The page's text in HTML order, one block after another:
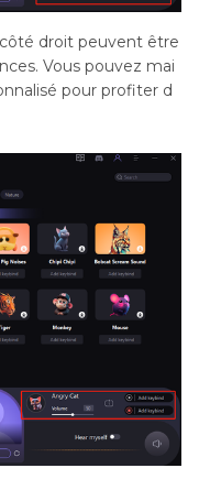
droit peuvent être
Vous pouvez mai
pour profiter d